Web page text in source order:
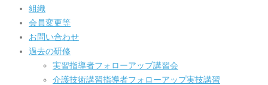
組織
会員変更等
お問い合わせ
過去の研修
実習指導者フォローアップ講習会
介護技術講習指導者フォローアップ実技講習